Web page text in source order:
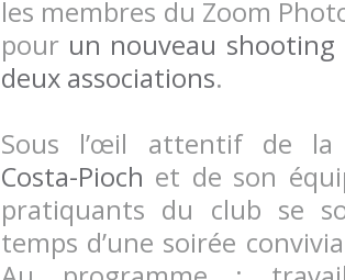
les membres du Zoom
pour un nouveau
deux associations.
Sous l’œil attentif de
Costa-Pioch et de son
pratiquants du club se
temps d’une soirée